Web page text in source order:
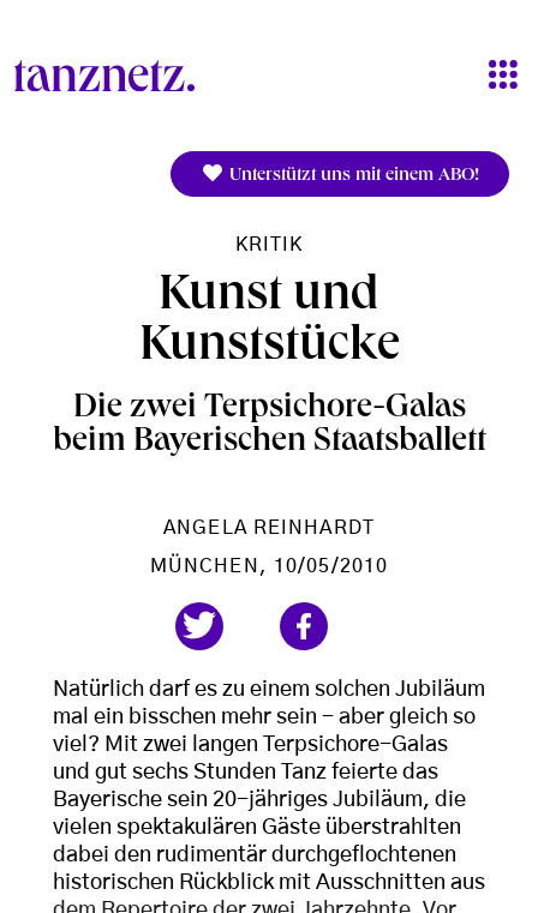
Unterstützt uns mit einem ABO!
KRITIK
Kunst und
Kunststücke
Die zwei Terpsichore-Galas
beim Bayerischen Staatsballett
ANGELA REINHARDT
MÜNCHEN , 10/05/2010
Natürlich darf es zu einem solchen Jubiläum
mal ein bisschen mehr sein - aber gleich so
viel? Mit zwei langen Terpsichore-Galas
und gut sechs Stunden Tanz feierte das
Bayerische sein 20-jähriges Jubiläum, die
vielen spektakulären Gäste überstrahlten
dabei den rudimentär durchgeflochtenen
historischen Rückblick mit Ausschnitten aus